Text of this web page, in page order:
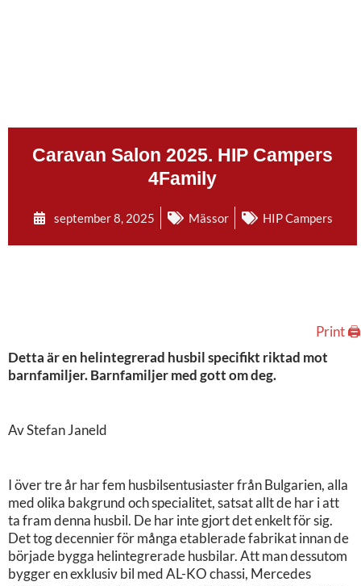
Caravan Salon 2025. HIP Campers
4Family
september 8, 2025 Mässor HIP Campers
Print 🖨
Detta är en helintegrerad husbil specifikt riktad mot
barnfamiljer. Barnfamiljer med gott om deg.
Av Stefan Janeld
I över tre år har fem husbilsentusiaster från Bulgarien, alla
med olika bakgrund och specialitet, satsat allt de har i att
ta fram denna husbil. De har inte gjort det enkelt för sig.
Det tog decennier för många etablerade fabrikat innan de
började bygga helintegrerade husbilar. Att man dessutom
bygger en exklusiv bil med AL-KO chassi, Mercedes